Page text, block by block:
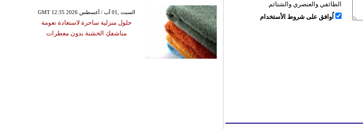
الطائفي والعنصري والشتائم.
اُوافق على شروط الأستخدام
GMT 12:35 2026 السبت ,01 آب / أغسطس
حلول منزلية ساحرة لاستعادة نعومة
مناشفكِ الخشنة بدون معطرات